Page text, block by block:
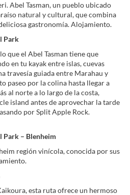
Abel Tasman, un pueblo ubicado
natural y cultural, que combina
gastronomía. Alojamiento.
Park
que el Abel Tasman tiene que
en tu kayak entre islas, cuevas
travesía guiada entre Marahau y
paseo por la colina hasta llegar a
al norte a lo largo de la costa,
island antes de aprovechar la tarde
por Split Apple Rock.
Park – Blenheim
región vinícola, conocida por sus
esta ruta ofrece un hermoso